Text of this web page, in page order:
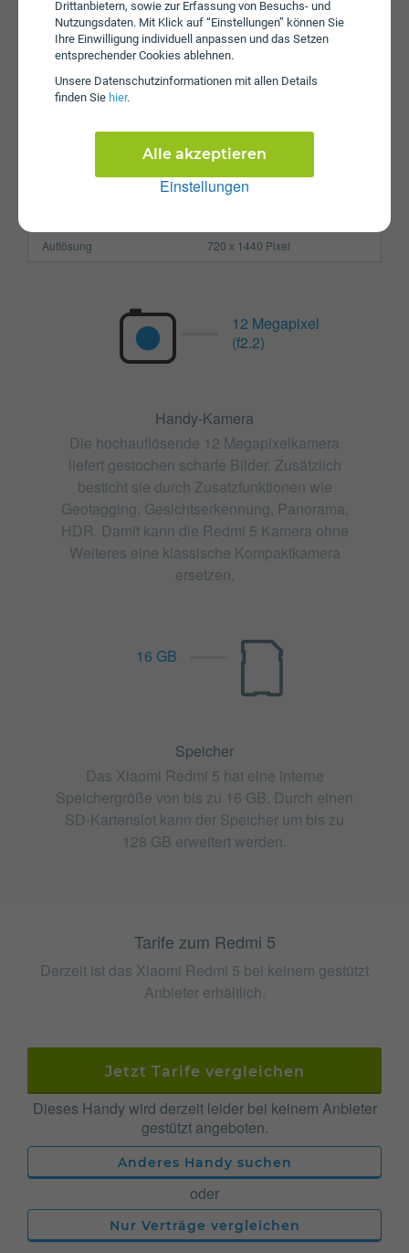
Drittanbietern, sowie zur Erfassung von Besuchs- und
Nutzungsdaten. Mit Klick auf “Einstellungen” können Sie
Ihre Einwilligung individuell anpassen und das Setzen
entsprechender Cookies ablehnen.
Unsere Daten­schutz­informationen mit allen Details
finden Sie hier.
Einstellungen
Alle akzeptieren
Prozessor
Octa-Core
Arbeitsspeicher
2 GB
SIM-Karte
Nano-SIM
157g
Auflösung
720 x 1440 Pixel
12 Megapixel
(f2.2)
Handy-Kamera
Die hochauflösende 12 Megapixelkamera
liefert gestochen scharfe Bilder. Zusätzlich
besticht sie durch Zusatzfunktionen wie
Geotagging, Gesichtserkennung, Panorama,
HDR. Damit kann die Redmi 5 Kamera ohne
Weiteres eine klassische Kompaktkamera
ersetzen.
16 GB
Speicher
Das Xiaomi Redmi 5 hat eine interne
Speichergröße von bis zu 16 GB. Durch einen
SD-Kartenslot kann der Speicher um bis zu
128 GB erweitert werden.
Tarife zum Redmi 5
Derzeit ist das Xiaomi Redmi 5 bei keinem gestützt
Anbieter erhältlich.
Jetzt Tarife vergleichen
Dieses Handy wird derzeit leider bei keinem Anbieter
gestützt angeboten.
Anderes Handy suchen
oder
Nur Verträge vergleichen